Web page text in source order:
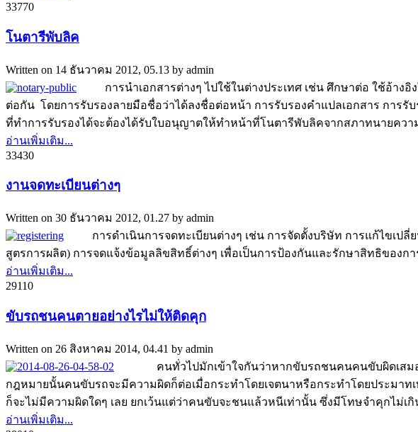
33770
โนตารีพับลิค
Written on 14 ธันวาคม 2012, 05.13 by admin
การนำเอกสารต่างๆ ไปใช้ในต่างประเทศ เช่น ศึกษาต่อ ใช้อ้างอิ
ต่อกัน โดยการรับรองลายมือชื่อว่าได้ลงชื่อต่อหน้า การรับรองคำแปลเอกสาร การ
ที่ทำการรับรองได้จะต้องได้รับใบอนุญาตให้ทำหน้าที่โนตารีพับลิคจากสภาทนายควา
อ่านเพิ่มเติม...
33430
งานจดทะเบียนต่างๆ
Written on 30 ธันวาคม 2012, 01.27 by admin
การดำเนินการจดทะเบียนต่างๆ เช่น การจัดตั้งบริษัท การแก้ไขเปลี่
สูตรการผลิต) การจดแจ้งข้อมูลลิขสิทธิ์ต่างๆ เพื่อเป็นการป้องกันและรักษาสิทธิของ
อ่านเพิ่มเติม...
29110
ขับรถชนคนตายอย่างไรไม่ให้ติดคุก
Written on 26 สิงหาคม 2014, 04.41 by admin
คนทั่วไปมักเข้าใจกันว่าหากขับรถชนคนคนขับผิดเสมอ คำ
กฎหมายนั้นคนขับรถจะมีความผิดก็ต่อเมื่อกระทำโดยเจตนาหรือกระทำโดยประม
ก็จะไม่มีความผิดใดๆ เลย ยกเว้นแต่ว่าคนขับจะชนแล้วหนีเท่านั้น ซึ่งมีโทษจำคุกไม่เกิ
อ่านเพิ่มเติม...